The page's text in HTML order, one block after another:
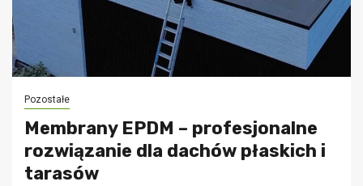
Pozostałe
Membrany EPDM – profesjonalne
rozwiązanie dla dachów płaskich i
tarasów